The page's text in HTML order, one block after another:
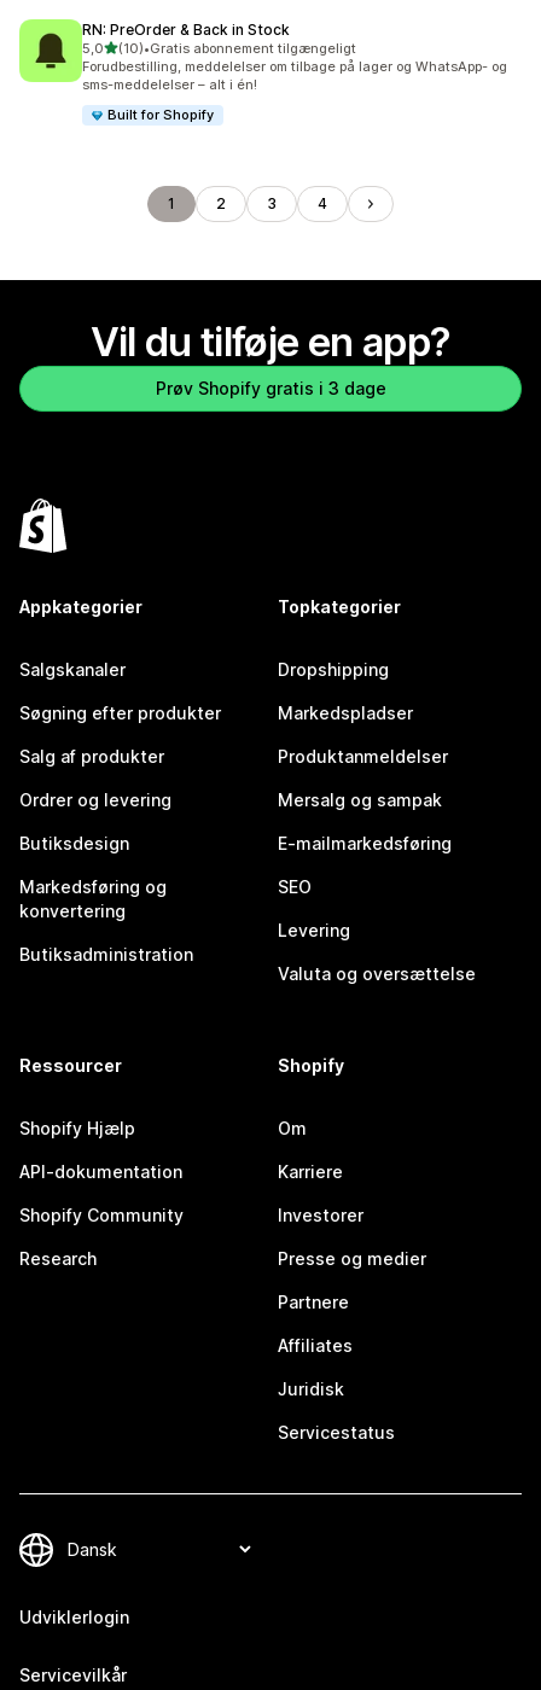
RN: PreOrder & Back in Stock
5,0ud af 5 stjerner
(10)
10 anmeldelser i alt
•Gratis abonnement tilgængeligt
Forudbestilling, meddelelser om tilbage på lager og WhatsApp- og
sms-meddelelser – alt i én!
Built for Shopify
1 2 3 4
Vil du tilføje en app?
Prøv Shopify gratis i 3 dage
Appkategorier
Salgskanaler
Søgning efter produkter
Salg af produkter
Ordrer og levering
Butiksdesign
Markedsføring og
konvertering
Butiksadministration
Topkategorier
Dropshipping
Markedspladser
Produktanmeldelser
Mersalg og sampak
E-mailmarkedsføring
SEO
Levering
Valuta og oversættelse
Ressourcer
Shopify Hjælp
API-dokumentation
Shopify Community
Research
Shopify
Om
Karriere
Investorer
Presse og medier
Partnere
Affiliates
Juridisk
Servicestatus
Udviklerlogin
Servicevilkår